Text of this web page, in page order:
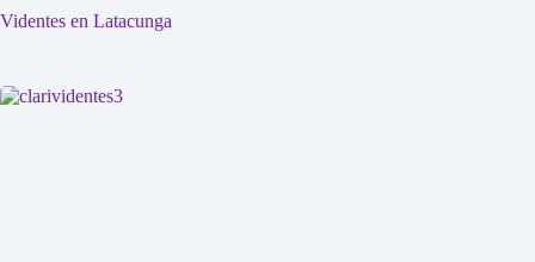
Videntes en Latacunga